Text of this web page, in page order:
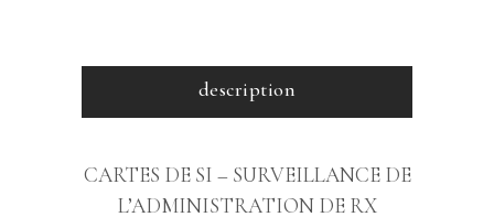
description
CARTES DE SI – SURVEILLANCE DE
L’ADMINISTRATION DE RX